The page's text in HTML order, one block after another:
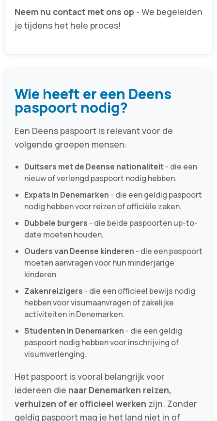
Neem nu contact met ons op - We begeleiden
je tijdens het hele proces!
Wie heeft er een Deens
paspoort nodig?
Een Deens paspoort is relevant voor de
volgende groepen mensen:
Duitsers met de Deense nationaliteit- die een
nieuw of verlengd paspoort nodig hebben.
Expats in Denemarken - die een geldig paspoort
nodig hebben voor reizen of officiële zaken.
Dubbele burgers - die beide paspoorten up-to-
date moeten houden.
Ouders van Deense kinderen - die een paspoort
moeten aanvragen voor hun minderjarige
kinderen.
Zakenreizigers - die een officieel bewijs nodig
hebben voor visumaanvragen of zakelijke
activiteiten in Denemarken.
Studenten in Denemarken - die een geldig
paspoort nodig hebben voor inschrijving of
visumverlenging.
Het paspoort is vooral belangrijk voor
iedereen die naar Denemarken reizen,
verhuizen of er officieel werken zijn. Zonder
geldig paspoort mag je het land niet in of